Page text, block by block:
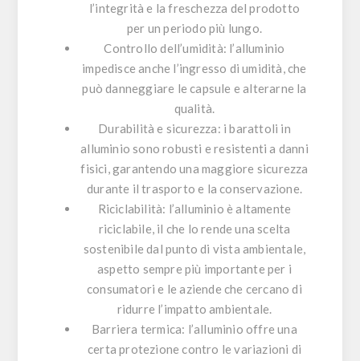
l’integrità e la freschezza del prodotto
per un periodo più lungo.
Controllo dell’umidità: l’alluminio
impedisce anche l’ingresso di umidità, che
può danneggiare le capsule e alterarne la
qualità.
Durabilità e sicurezza: i barattoli in
alluminio sono robusti e resistenti a danni
fisici, garantendo una maggiore sicurezza
durante il trasporto e la conservazione.
Riciclabilità: l’alluminio è altamente
riciclabile, il che lo rende una scelta
sostenibile dal punto di vista ambientale,
aspetto sempre più importante per i
consumatori e le aziende che cercano di
ridurre l’impatto ambientale.
Barriera termica: l’alluminio offre una
certa protezione contro le variazioni di